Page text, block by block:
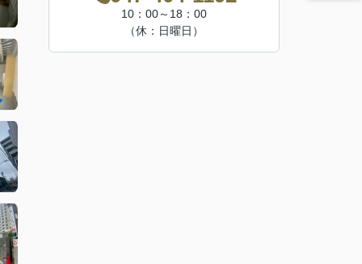
10：00～18：00
（休：日曜日）